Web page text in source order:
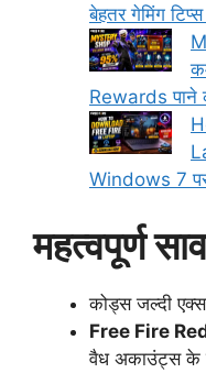
बेहतर गेमिंग
Rewards पाने
Windows 7
महत्वपूर्ण
कोड्स जल्दी
Free Fire
वैध अकाउंट्स के